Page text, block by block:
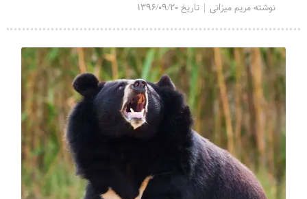
نوشته مریم میزانی | تاریخ 1396/09/20